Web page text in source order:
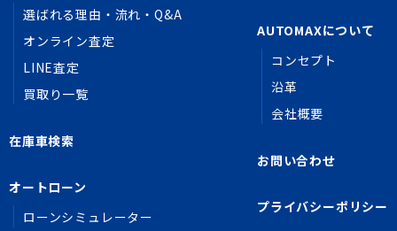
選ばれる理由・流れ・Q&A
オンライン査定
LINE査定
買取り一覧
在庫車検索
オートローン
ローンシミュレーター
AUTOMAXについて
コンセプト
沿革
会社概要
お問い合わせ
プライバシーポリシー